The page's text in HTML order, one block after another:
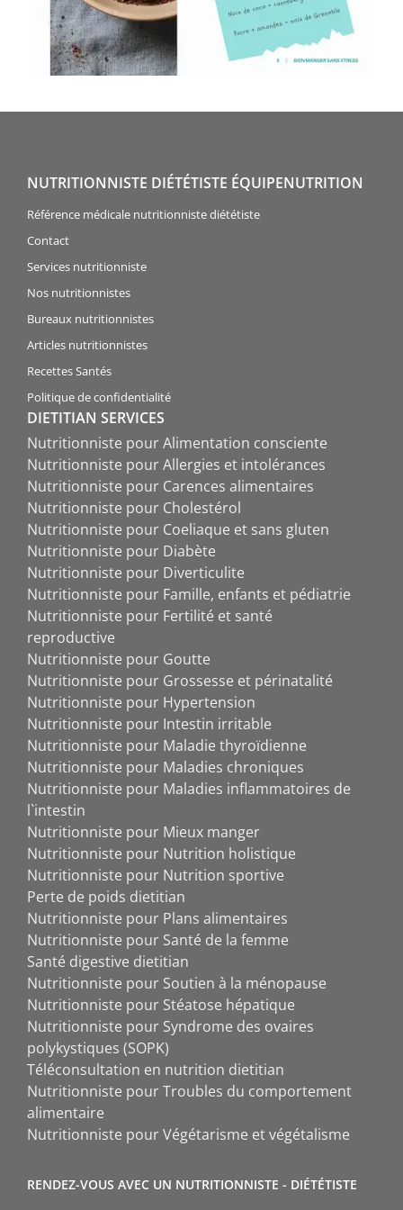
NUTRITIONNISTE DIÉTÉTISTE ÉQUIPENUTRITION
Référence médicale nutritionniste diététiste
Contact
Services nutritionniste
Nos nutritionnistes
Bureaux nutritionnistes
Articles nutritionnistes
Recettes Santés
Politique de confidentialité
DIETITIAN SERVICES
Nutritionniste pour Alimentation consciente
Nutritionniste pour Allergies et intolérances
Nutritionniste pour Carences alimentaires
Nutritionniste pour Cholestérol
Nutritionniste pour Coeliaque et sans gluten
Nutritionniste pour Diabète
Nutritionniste pour Diverticulite
Nutritionniste pour Famille, enfants et pédiatrie
Nutritionniste pour Fertilité et santé
reproductive
Nutritionniste pour Goutte
Nutritionniste pour Grossesse et périnatalité
Nutritionniste pour Hypertension
Nutritionniste pour Intestin irritable
Nutritionniste pour Maladie thyroïdienne
Nutritionniste pour Maladies chroniques
Nutritionniste pour Maladies inflammatoires de
l`intestin
Nutritionniste pour Mieux manger
Nutritionniste pour Nutrition holistique
Nutritionniste pour Nutrition sportive
Perte de poids dietitian
Nutritionniste pour Plans alimentaires
Nutritionniste pour Santé de la femme
Santé digestive dietitian
Nutritionniste pour Soutien à la ménopause
Nutritionniste pour Stéatose hépatique
Nutritionniste pour Syndrome des ovaires
polykystiques (SOPK)
Téléconsultation en nutrition dietitian
Nutritionniste pour Troubles du comportement
alimentaire
Nutritionniste pour Végétarisme et végétalisme
RENDEZ-VOUS AVEC UN NUTRITIONNISTE - DIÉTÉTISTE